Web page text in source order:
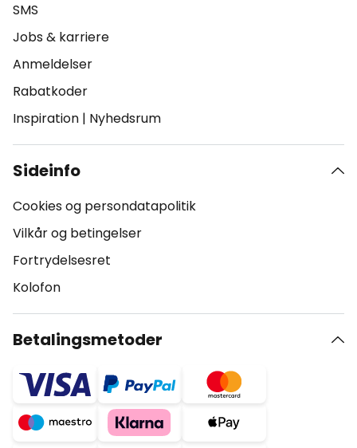
SMS
Jobs & karriere
Anmeldelser
Rabatkoder
Inspiration | Nyhedsrum
Sideinfo
Cookies og persondatapolitik
Vilkår og betingelser
Fortrydelsesret
Kolofon
Betalingsmetoder